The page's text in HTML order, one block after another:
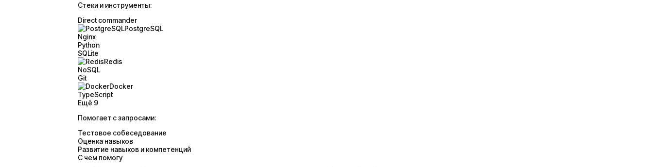
Стеки и инструменты:
Direct commander
PostgreSQL
Nginx
Python
SQLite
Redis
NoSQL
Git
Docker
TypeScript
Ещё 9
Помогает с запросами:
Тестовое собеседование
Оценка навыков
Развитие навыков и компетенций
С чем помогу